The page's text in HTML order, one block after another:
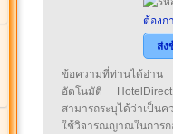
ต้องก
ส่ง
ข้อความที่ท่านได้อ่าน
อัตโนมัติ
สามารถระบุได้ว่าเป็น
ใช้วิจารณญาณในกา